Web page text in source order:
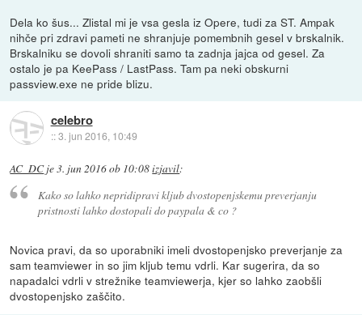
Dela ko šus... Zlistal mi je vsa gesla iz Opere, tudi za ST. Ampak
nihče pri zdravi pameti ne shranjuje pomembnih gesel v brskalnik.
Brskalniku se dovoli shraniti samo ta zadnja jajca od gesel. Za
ostalo je pa KeePass / LastPass. Tam pa neki obskurni
passview.exe ne pride blizu.
celebro
::3. jun 2016, 10:49
AC_DCje3. jun 2016 ob 10:08izjavil:
Kako so lahko nepridipravi kljub dvostopenjskemu preverjanju
pristnosti lahko dostopali do paypala & co ?
Novica pravi, da so uporabniki imeli dvostopenjsko preverjanje za
sam teamviewer in so jim kljub temu vdrli. Kar sugerira, da so
napadalci vdrli v strežnike teamviewerja, kjer so lahko zaobšli
dvostopenjsko zaščito.